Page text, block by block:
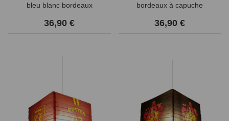
bleu blanc bordeaux
36,90 €
bordeaux à capuche
36,90 €